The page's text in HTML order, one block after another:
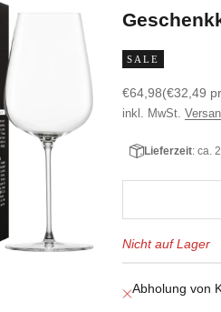
SALE
Angebot
€64,98(€32,49
inkl. MwSt.
Lieferzeit: ca.
Nicht auf Lager
Abholung von